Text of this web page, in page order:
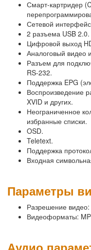
Смарт-картридер
Сетевой
2 разъема USB 2.0.
Цифровой выход
Аналоговый видео
Разъем для
RS-232.
Поддержка EPG
Воспроизведение
XVID и других.
Неограниченное
избранные списки.
OSD.
Teletext.
Поддержка
Входная
Параметры
Разрешение
Видеоформаты: